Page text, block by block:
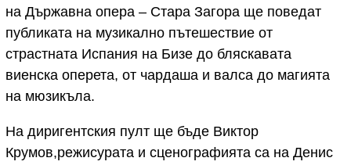
на Държавна опера – Стара Загора ще поведат
публиката на музикално пътешествие от
страстната Испания на Бизе до бляскавата
виенска оперета, от чардаша и валса до магията
на мюзикъла.
На диригентския пулт ще бъде Виктор
Крумов,режисурата и сценографията са на Денис